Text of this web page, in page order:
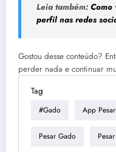
Leia também: Como
perfil nas redes
Gostou desse conteúdo?
perder nada e continuar
Tag
#gado App
Pesar Gado